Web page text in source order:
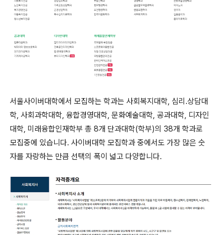
서울사이버대학에서 모집하는 학과는 사회복지대학, 심리.상담대
학, 사회과학대학, 융합경영대학, 문화예술대학, 공과대학, 디자인
대학, 미래융합인재학부 총 8개 단과대학(학부)의 38개 학과로
모집중에 있습니다. 사이버대학 모집학과 중에서도 가장 많은 숫
자를 자랑하는 만큼 선택의 폭이 넓고 다양합니다.